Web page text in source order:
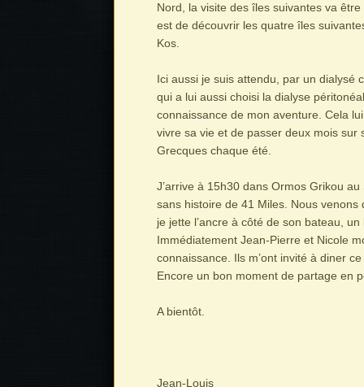
Nord, la visite des îles suivantes va
est de découvrir les quatre îles
Kos.
Ici aussi je suis attendu, par un dialysé
qui a lui aussi choisi la dialyse
connaissance de mon aventure. Cela
vivre sa vie et de passer deux mois sur
Grecques chaque été.
J’arrive à 15h30 dans Ormos Grikou
sans histoire de 41 Miles. Nous
je jette l’ancre à côté de son bateau,
Immédiatement Jean-Pierre et Nicole
connaissance. Ils m’ont invité à diner
Encore un bon moment de partage en
A bientôt.
Jean-Louis